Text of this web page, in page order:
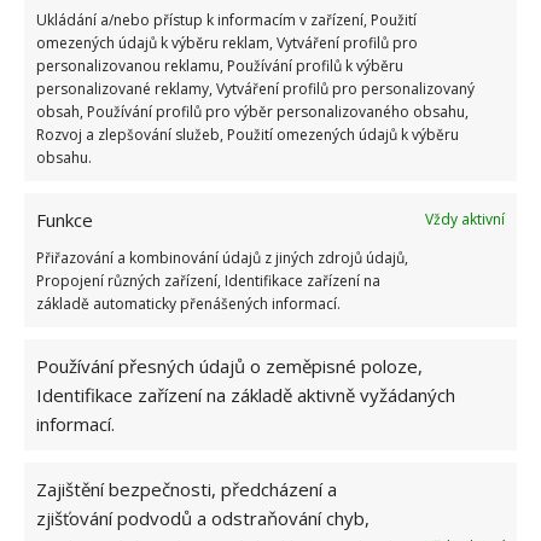
Ukládání a/nebo přístup k informacím v zařízení, Použití
omezených údajů k výběru reklam, Vytváření profilů pro
personalizovanou reklamu, Používání profilů k výběru
personalizované reklamy, Vytváření profilů pro personalizovaný
obsah, Používání profilů pro výběr personalizovaného obsahu,
Rozvoj a zlepšování služeb, Použití omezených údajů k výběru
obsahu.
Funkce
Vždy aktivní
Přiřazování a kombinování údajů z jiných zdrojů údajů,
Propojení různých zařízení, Identifikace zařízení na
základě automaticky přenášených informací.
Používání přesných údajů o zeměpisné poloze,
Identifikace zařízení na základě aktivně vyžádaných
informací.
Zajištění bezpečnosti, předcházení a
zjišťování podvodů a odstraňování chyb,
nanášení druhé vrstvy odlupovat. Pokud malujete ve
večerních hodinách za umělého světla, riskujete
přehlédnutí šmouh a dalších případných
nedokonalostí.